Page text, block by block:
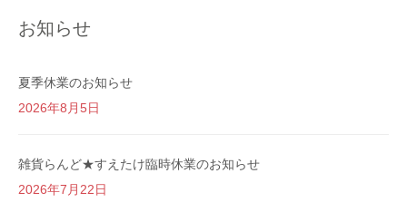
お知らせ
夏季休業のお知らせ
2026年8月5日
雑貨らんど★すえたけ臨時休業のお知らせ
2026年7月22日